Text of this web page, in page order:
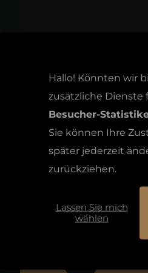
Hallo! Könnten wir
zusätzliche Dienste
Besucher-
Sie können Ihre
später jederzeit
zurückziehen.
Lassen Sie mich
wählen